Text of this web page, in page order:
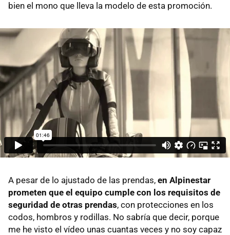
bien el mono que lleva la modelo de esta promoción.
A pesar de lo ajustado de las prendas, en Alpinestar
prometen que el equipo cumple con los requisitos de
seguridad de otras prendas, con protecciones en los
codos, hombros y rodillas. No sabría que decir, porque
me he visto el vídeo unas cuantas veces y no soy capaz